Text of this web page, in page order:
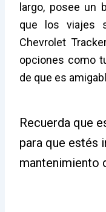
largo, posee un
que los viajes
Chevrolet
opciones como
de que es
Recuerda que
para que estés
mantenimiento